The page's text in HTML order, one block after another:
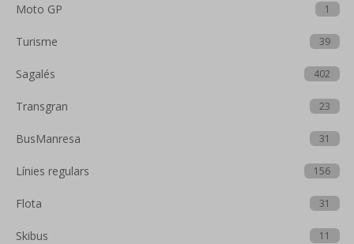
Moto GP 1
Turisme 39
Sagalés 402
Transgran 23
BusManresa 31
Línies regulars 156
Flota 31
Skibus 11